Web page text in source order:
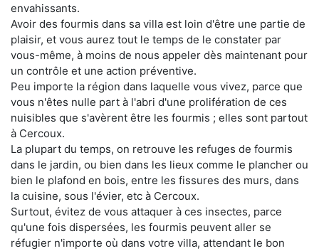
envahissants.
Avoir des fourmis dans sa villa est loin d'être une partie de
plaisir, et vous aurez tout le temps de le constater par
vous-même, à moins de nous appeler dès maintenant pour
un contrôle et une action préventive.
Peu importe la région dans laquelle vous vivez, parce que
vous n'êtes nulle part à l'abri d'une prolifération de ces
nuisibles que s'avèrent être les fourmis ; elles sont partout
à Cercoux.
La plupart du temps, on retrouve les refuges de fourmis
dans le jardin, ou bien dans les lieux comme le plancher ou
bien le plafond en bois, entre les fissures des murs, dans
la cuisine, sous l'évier, etc à Cercoux.
Surtout, évitez de vous attaquer à ces insectes, parce
qu'une fois dispersées, les fourmis peuvent aller se
réfugier n'importe où dans votre villa, attendant le bon